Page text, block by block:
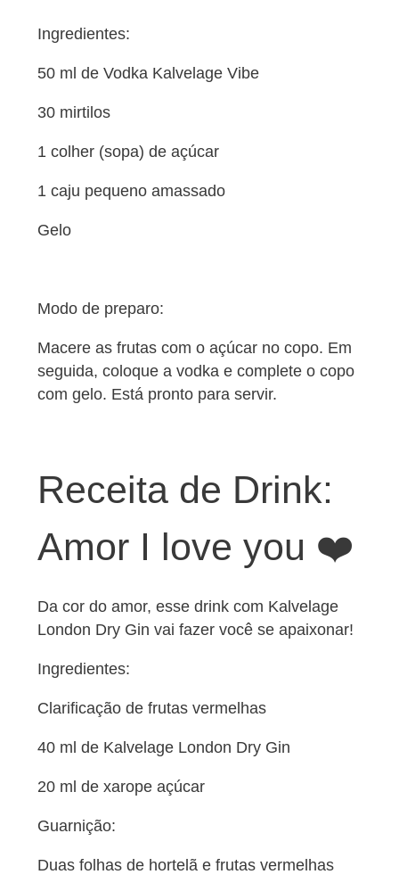
Ingredientes:
50 ml de Vodka Kalvelage Vibe
30 mirtilos
1 colher (sopa) de açúcar
1 caju pequeno amassado
Gelo
Modo de preparo:
Macere as frutas com o açúcar no copo. Em
seguida, coloque a vodka e complete o copo
com gelo. Está pronto para servir.
Receita de Drink:
Amor I love you ❤️
Da cor do amor, esse drink com Kalvelage
London Dry Gin vai fazer você se apaixonar!
Ingredientes:
Clarificação de frutas vermelhas
40 ml de Kalvelage London Dry Gin
20 ml de xarope açúcar
Guarnição:
Duas folhas de hortelã e frutas vermelhas